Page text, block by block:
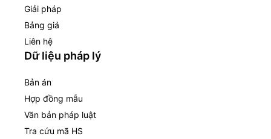
Giải pháp
Bảng giá
Liên hệ
Dữ liệu pháp lý
Bản án
Hợp đồng mẫu
Văn bản pháp luật
Tra cứu mã HS